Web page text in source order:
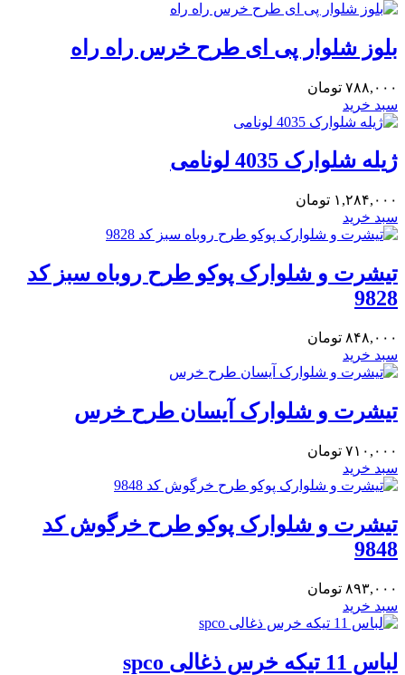
بلوز شلوار پی ای طرح خرس راه راه
۷۸۸,۰۰۰ تومان
سبد خرید
ژیله شلوارک 4035 لونامی
۱,۲۸۴,۰۰۰ تومان
سبد خرید
تیشرت و شلوارک پوکو طرح روباه سبز کد
9828
۸۴۸,۰۰۰ تومان
سبد خرید
تیشرت و شلوارک آیسان طرح خرس
۷۱۰,۰۰۰ تومان
سبد خرید
تیشرت و شلوارک پوکو طرح خرگوش کد
9848
۸۹۳,۰۰۰ تومان
سبد خرید
لباس 11 تیکه خرس ذغالی spco